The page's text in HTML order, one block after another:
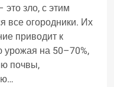
зло, с этим
все огородники. Их
приводит к
на 50–70%,
почвы,